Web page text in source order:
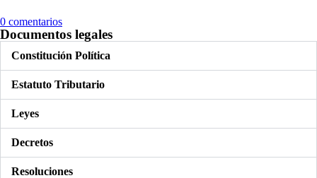
0 comentarios
Documentos legales
Constitución Política
Estatuto Tributario
Leyes
Decretos
Resoluciones